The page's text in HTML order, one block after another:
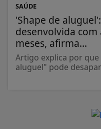
SAÚDE
'Shape de
desenvolvida
meses, afirma...
Artigo explica por
aluguel" pode